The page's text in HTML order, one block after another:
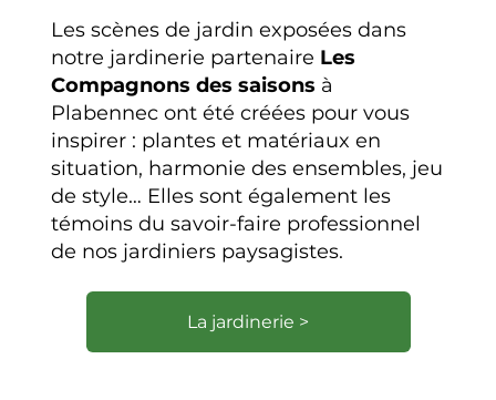
Les scènes de jardin exposées dans
notre jardinerie partenaire Les
Compagnons des saisons à
Plabennec ont été créées pour vous
inspirer : plantes et matériaux en
situation, harmonie des ensembles, jeu
de style… Elles sont également les
témoins du savoir-faire professionnel
de nos jardiniers paysagistes.
La jardinerie >